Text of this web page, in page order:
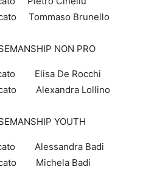
Tommaso Brunello
NON PRO
Elisa De Rocchi
Alexandra Lollino
YOUTH
Alessandra Badi
Michela Badi